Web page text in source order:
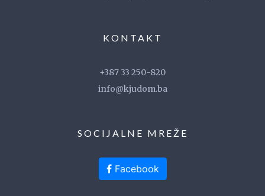
KONTAKT
+387 33 250-820
info@kjudom.ba
SOCIJALNE MREŽE
Facebook